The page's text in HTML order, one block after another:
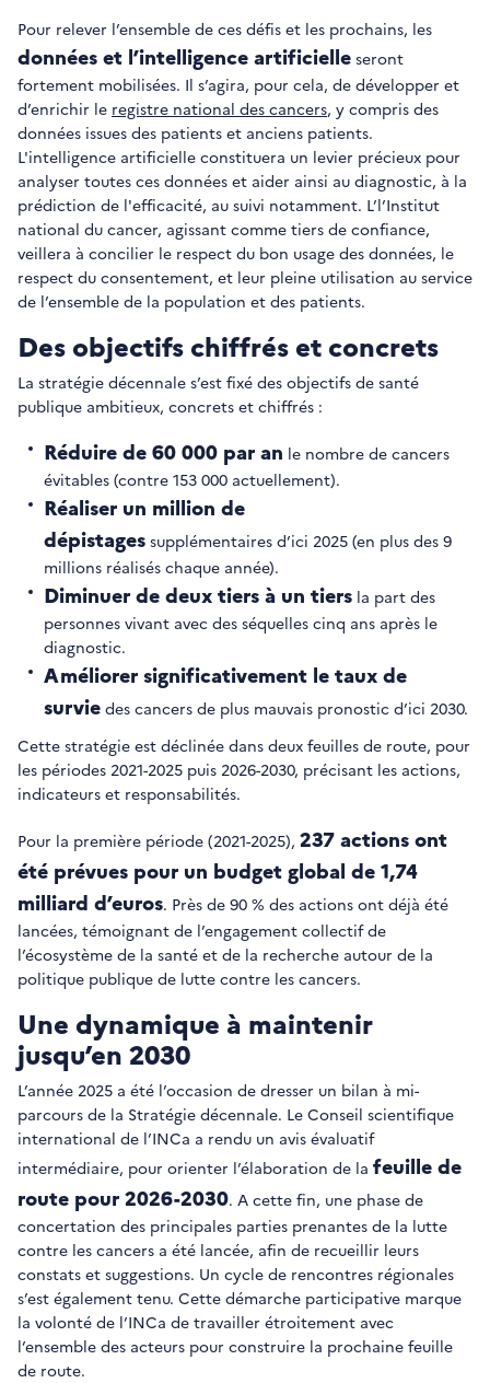
Pour relever l’ensemble de ces défis et les prochains, les
données et l’intelligence artificielle seront
fortement mobilisées. Il s’agira, pour cela, de développer et
d’enrichir le registre national des cancers, y compris des
données issues des patients et anciens patients.
L'intelligence artificielle constituera un levier précieux pour
analyser toutes ces données et aider ainsi au diagnostic, à la
prédiction de l'efficacité, au suivi notamment. L’l’Institut
national du cancer, agissant comme tiers de confiance,
veillera à concilier le respect du bon usage des données, le
respect du consentement, et leur pleine utilisation au service
de l’ensemble de la population et des patients.
Des objectifs chiffrés et concrets
La stratégie décennale s’est fixé des objectifs de santé
publique ambitieux, concrets et chiffrés :
Réduire de 60 000 par an le nombre de cancers
évitables (contre 153 000 actuellement).
Réaliser un million de
dépistages supplémentaires d’ici 2025 (en plus des 9
millions réalisés chaque année).
Diminuer de deux tiers à un tiers la part des
personnes vivant avec des séquelles cinq ans après le
diagnostic.
Améliorer significativement le taux de
survie des cancers de plus mauvais pronostic d’ici 2030.
Cette stratégie est déclinée dans deux feuilles de route, pour
les périodes 2021-2025 puis 2026-2030, précisant les actions,
indicateurs et responsabilités.
Pour la première période (2021-2025), 237 actions ont
été prévues pour un budget global de 1,74
milliard d’euros. Près de 90 % des actions ont déjà été
lancées, témoignant de l’engagement collectif de
l’écosystème de la santé et de la recherche autour de la
politique publique de lutte contre les cancers.
Une dynamique à maintenir
jusqu’en 2030
L’année 2025 a été l’occasion de dresser un bilan à mi-
parcours de la Stratégie décennale. Le Conseil scientifique
international de l’INCa a rendu un avis évaluatif
intermédiaire, pour orienter l’élaboration de la feuille de
route pour 2026-2030. A cette fin, une phase de
concertation des principales parties prenantes de la lutte
contre les cancers a été lancée, afin de recueillir leurs
constats et suggestions. Un cycle de rencontres régionales
s’est également tenu. Cette démarche participative marque
la volonté de l’INCa de travailler étroitement avec
l’ensemble des acteurs pour construire la prochaine feuille
de route.